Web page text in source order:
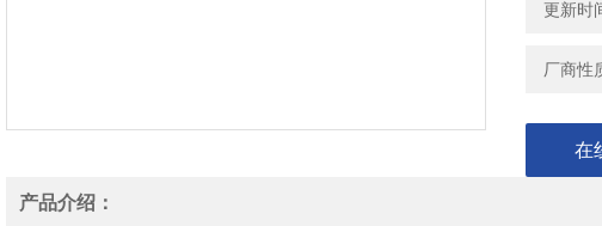
更新时
厂商性
在
产品介绍：